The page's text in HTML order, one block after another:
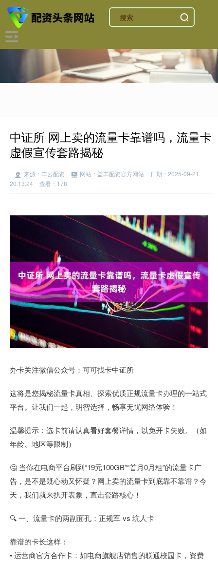
中证所 网上卖的流量卡靠谱吗，流量卡
虚假宣传套路揭秘
来源：丰云配资 网站：益丰配资官方网站
日期：2025-09-21
20:13:24
查看：178
办卡关注微信公众号：可可找卡中证所
这将是您揭秘流量卡真相、探索优质正规流量卡办理的一站式
平台。让我们一起，明智选择，畅享无忧网络体验！
温馨提示：选卡前请认真看好套餐详情，以免开卡失败。（如
年龄、地区等限制）
🤔 当你在电商平台刷到“19元100GB”“首月0月租”的流量卡广
告，是不是既心动又怀疑？网上卖的流量卡到底靠不靠谱？今
天，我们就来扒开表象，直击套路核心！
🔍 一、流量卡的两副面孔：正规军 vs 坑人卡
靠谱的卡长这样：
• 运营商官方合作卡：如电商旗舰店销售的联通校园卡，资费